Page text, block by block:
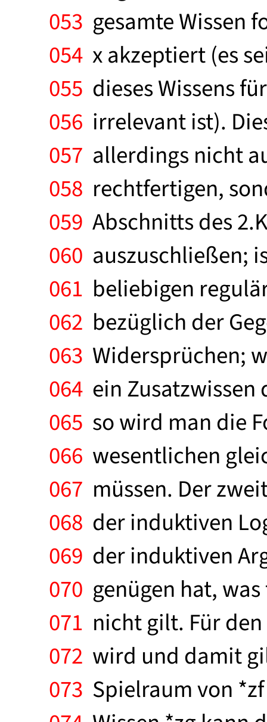
053 gesamte Wissen
054 x akzeptiert (es
055 dieses Wissens
056 irrelevant ist).
057 allerdings nicht
058 rechtfertigen,
059 Abschnitts des
060 auszuschließen;
061 beliebigen
062 bezüglich der
063 Widersprüchen;
064 ein
065 so wird man die
066 wesentlichen
067 müssen. Der
068 der induktiven
069 der induktiven
070 genügen hat,
071 nicht gilt. Für
072 wird und damit
073 Spielraum von